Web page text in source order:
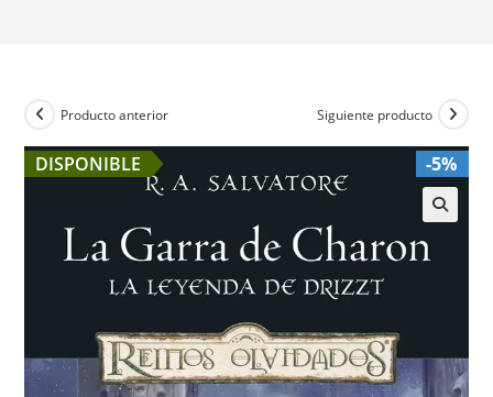
Producto anterior Siguiente producto
DISPONIBLE -5%